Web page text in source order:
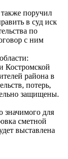
поручил
в суд иск
по
с ним
Костромской
района в
потерь,
защищены.
значимого для
сметной
выставлена